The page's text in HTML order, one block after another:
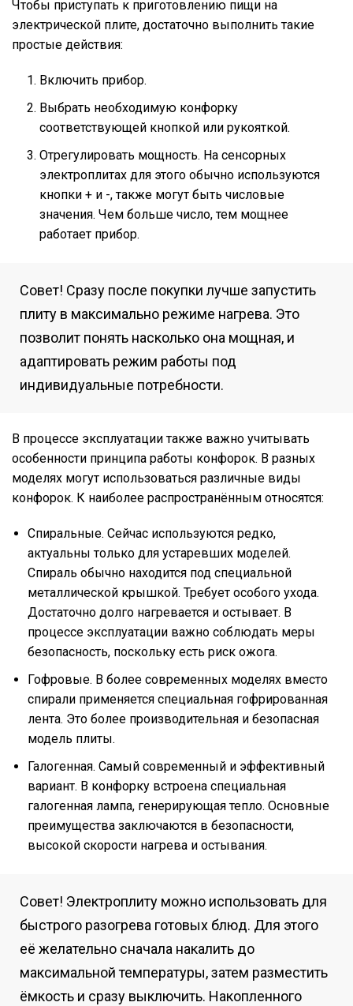
Чтобы приступать к приготовлению пищи на
электрической плите, достаточно выполнить такие
простые действия:
Включить прибор.
Выбрать необходимую конфорку
соответствующей кнопкой или рукояткой.
Отрегулировать мощность. На сенсорных
электроплитах для этого обычно используются
кнопки + и -, также могут быть числовые
значения. Чем больше число, тем мощнее
работает прибор.
Совет! Сразу после покупки лучше запустить
плиту в максимально режиме нагрева. Это
позволит понять насколько она мощная, и
адаптировать режим работы под
индивидуальные потребности.
В процессе эксплуатации также важно учитывать
особенности принципа работы конфорок. В разных
моделях могут использоваться различные виды
конфорок. К наиболее распространённым относятся:
Спиральные. Сейчас используются редко,
актуальны только для устаревших моделей.
Спираль обычно находится под специальной
металлической крышкой. Требует особого ухода.
Достаточно долго нагревается и остывает. В
процессе эксплуатации важно соблюдать меры
безопасность, поскольку есть риск ожога.
Гофровые. В более современных моделях вместо
спирали применяется специальная гофрированная
лента. Это более производительная и безопасная
модель плиты.
Галогенная. Самый современный и эффективный
вариант. В конфорку встроена специальная
галогенная лампа, генерирующая тепло. Основные
преимущества заключаются в безопасности,
высокой скорости нагрева и остывания.
Совет! Электроплиту можно использовать для
быстрого разогрева готовых блюд. Для этого
её желательно сначала накалить до
максимальной температуры, затем разместить
ёмкость и сразу выключить. Накопленного